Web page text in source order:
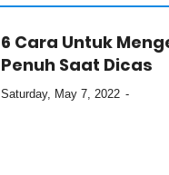
6 Cara Untuk
Penuh Saat Dicas
Saturday, May 7, 2022